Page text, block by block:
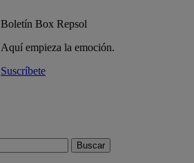
Boletín Box Repsol
Aquí empieza la emoción.
Suscríbete